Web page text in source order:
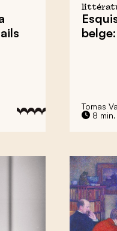
Tomas
8